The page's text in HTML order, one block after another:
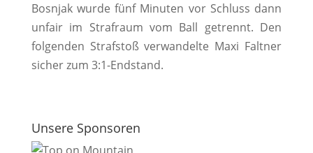
Bosnjak wurde fünf Minuten vor Schluss dann
unfair im Strafraum vom Ball getrennt. Den
folgenden Strafstoß verwandelte Maxi Faltner
sicher zum 3:1-Endstand.
Unsere Sponsoren